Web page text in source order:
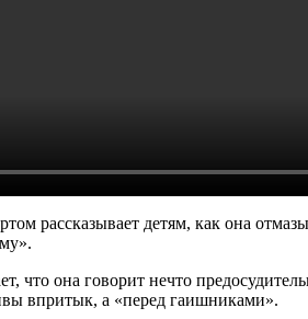
рассказывает детям, как она
она говорит нечто
впритык, а «перед гаишниками».